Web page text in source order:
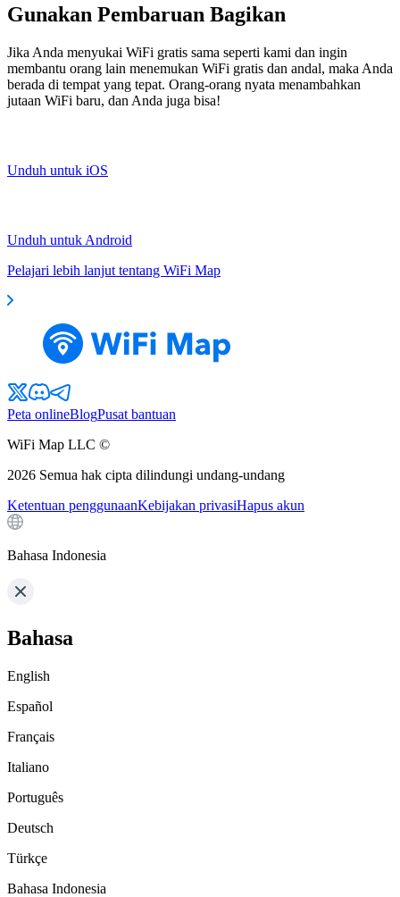
Gunakan Pembaruan Bagikan
Jika Anda menyukai WiFi gratis sama seperti kami dan ingin
membantu orang lain menemukan WiFi gratis dan andal, maka Anda
berada di tempat yang tepat. Orang-orang nyata menambahkan
jutaan WiFi baru, dan Anda juga bisa!
Unduh untuk iOS
Unduh untuk Android
Pelajari lebih lanjut tentang WiFi Map
Peta onlineBlogPusat bantuan
WiFi Map LLC ©
2026 Semua hak cipta dilindungi undang-undang
Ketentuan penggunaanKebijakan privasiHapus akun
Bahasa Indonesia
Bahasa
English
Español
Français
Italiano
Português
Deutsch
Türkçe
Bahasa Indonesia